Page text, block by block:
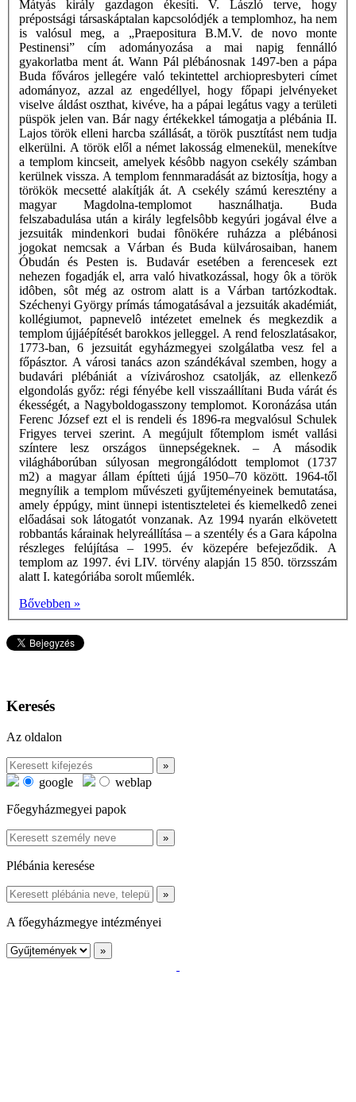
Mátyás király gazdagon ékesíti. V. László terve, hogy
prépostsági társaskáptalan kapcsolódjék a templomhoz, ha nem
is valósul meg, a „Praepositura B.M.V. de novo monte
Pestinensi” cím adományozása a mai napig fennálló
gyakorlatba ment át. Wann Pál plébánosnak 1497-ben a pápa
Buda főváros jellegére való tekintettel archiopresbyteri címet
adományoz, azzal az engedéllyel, hogy főpapi jelvényeket
viselve áldást oszthat, kivéve, ha a pápai legátus vagy a területi
püspök jelen van. Bár nagy értékekkel támogatja a plébánia II.
Lajos török elleni harcba szállását, a török pusztítást nem tudja
elkerülni. A török elől a német lakosság elmenekül, menekítve
a templom kincseit, amelyek késôbb nagyon csekély számban
kerülnek vissza. A templom fennmaradását az biztosítja, hogy a
törökök mecsetté alakítják át. A csekély számú keresztény a
magyar Magdolna-templomot használhatja. Buda
felszabadulása után a király legfelsôbb kegyúri jogával élve a
jezsuiták mindenkori budai fônökére ruházza a plébánosi
jogokat nemcsak a Várban és Buda külvárosaiban, hanem
Óbudán és Pesten is. Budavár esetében a ferencesek ezt
nehezen fogadják el, arra való hivatkozással, hogy ôk a török
idôben, sôt még az ostrom alatt is a Várban tartózkodtak.
Széchenyi György prímás támogatásával a jezsuiták akadémiát,
kollégiumot, papnevelô intézetet emelnek és megkezdik a
templom újjáépítését barokkos jelleggel. A rend feloszlatásakor,
1773-ban, 6 jezsuitát egyházmegyei szolgálatba vesz fel a
főpásztor. A városi tanács azon szándékával szemben, hogy a
budavári plébániát a vízivároshoz csatolják, az ellenkező
elgondolás győz: régi fényébe kell visszaállítani Buda várát és
ékességét, a Nagyboldogasszony templomot. Koronázása után
Ferenc József ezt el is rendeli és 1896-ra megvalósul Schulek
Frigyes tervei szerint. A megújult főtemplom ismét vallási
színtere lesz országos ünnepségeknek. – A második
világháborúban súlyosan megrongálódott templomot (1737
m2) a magyar állam építteti újjá 1950–70 között. 1964-től
megnyílik a templom művészeti gyűjteményeinek bemutatása,
amely éppúgy, mint ünnepi istentiszteletei és kiemelkedô zenei
előadásai sok látogatót vonzanak. Az 1994 nyarán elkövetett
robbantás kárainak helyreállítása – a szentély és a Gara kápolna
részleges felújítása – 1995. év közepére befejeződik. A
templom az 1997. évi LIV. törvény alapján 15 850. törzsszám
alatt I. kategóriába sorolt műemlék.
Bővebben »
Keresés
Az oldalon
google
weblap
Főegyházmegyei papok
Plébánia keresése
A főegyházmegye intézményei